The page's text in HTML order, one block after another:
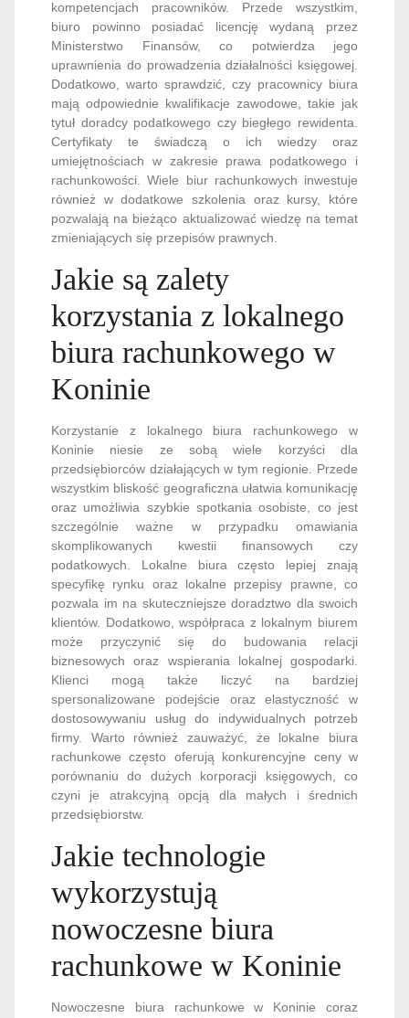
kompetencjach pracowników. Przede wszystkim,
biuro powinno posiadać licencję wydaną przez
Ministerstwo Finansów, co potwierdza jego
uprawnienia do prowadzenia działalności księgowej.
Dodatkowo, warto sprawdzić, czy pracownicy biura
mają odpowiednie kwalifikacje zawodowe, takie jak
tytuł doradcy podatkowego czy biegłego rewidenta.
Certyfikaty te świadczą o ich wiedzy oraz
umiejętnościach w zakresie prawa podatkowego i
rachunkowości. Wiele biur rachunkowych inwestuje
również w dodatkowe szkolenia oraz kursy, które
pozwalają na bieżąco aktualizować wiedzę na temat
zmieniających się przepisów prawnych.
Jakie są zalety
korzystania z lokalnego
biura rachunkowego w
Koninie
Korzystanie z lokalnego biura rachunkowego w
Koninie niesie ze sobą wiele korzyści dla
przedsiębiorców działających w tym regionie. Przede
wszystkim bliskość geograficzna ułatwia komunikację
oraz umożliwia szybkie spotkania osobiste, co jest
szczególnie ważne w przypadku omawiania
skomplikowanych kwestii finansowych czy
podatkowych. Lokalne biura często lepiej znają
specyfikę rynku oraz lokalne przepisy prawne, co
pozwala im na skuteczniejsze doradztwo dla swoich
klientów. Dodatkowo, współpraca z lokalnym biurem
może przyczynić się do budowania relacji
biznesowych oraz wspierania lokalnej gospodarki.
Klienci mogą także liczyć na bardziej
spersonalizowane podejście oraz elastyczność w
dostosowywaniu usług do indywidualnych potrzeb
firmy. Warto również zauważyć, że lokalne biura
rachunkowe często oferują konkurencyjne ceny w
porównaniu do dużych korporacji księgowych, co
czyni je atrakcyjną opcją dla małych i średnich
przedsiębiorstw.
Jakie technologie
wykorzystują
nowoczesne biura
rachunkowe w Koninie
Nowoczesne biura rachunkowe w Koninie coraz